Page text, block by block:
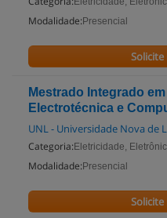
Modalidade: Presencial
Mestrado Integrado
Electrotécnica e
UNL - Universidade Nova de
Categoria: Eletricidade,
Modalidade: Presencial